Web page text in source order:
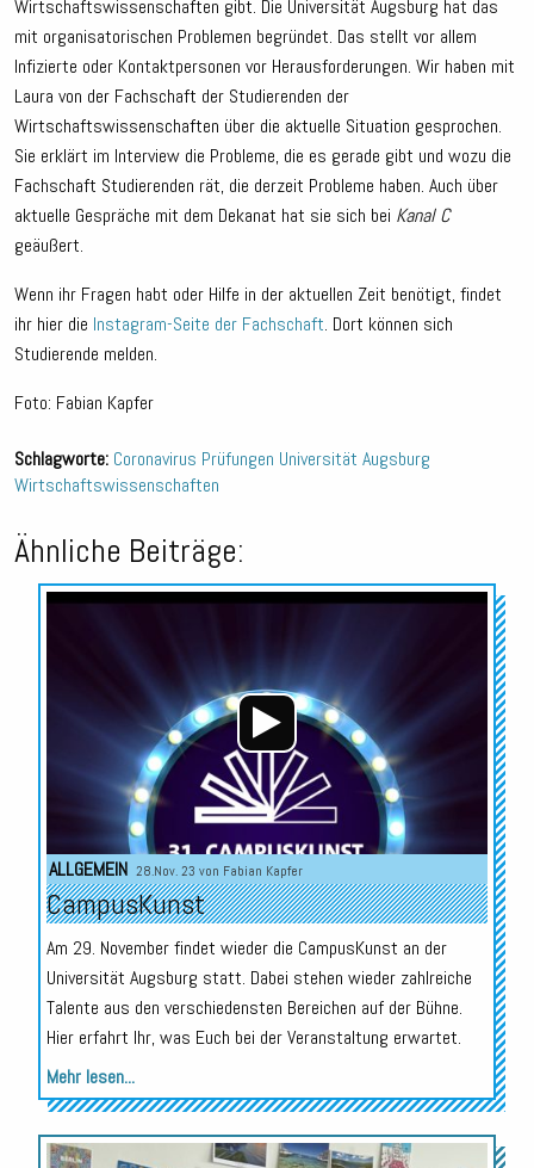
Wirtschaftswissenschaften gibt. Die Universität Augsburg hat das
mit organisatorischen Problemen begründet. Das stellt vor allem
Infizierte oder Kontaktpersonen vor Herausforderungen. Wir haben mit
Laura von der Fachschaft der Studierenden der
Wirtschaftswissenschaften über die aktuelle Situation gesprochen.
Sie erklärt im Interview die Probleme, die es gerade gibt und wozu die
Fachschaft Studierenden rät, die derzeit Probleme haben. Auch über
aktuelle Gespräche mit dem Dekanat hat sie sich bei Kanal C
geäußert.
Wenn ihr Fragen habt oder Hilfe in der aktuellen Zeit benötigt, findet
ihr hier die Instagram-Seite der Fachschaft. Dort können sich
Studierende melden.
Foto: Fabian Kapfer
Schlagworte: Coronavirus Prüfungen Universität Augsburg
Wirtschaftswissenschaften
Ähnliche Beiträge:
Audio-
Player
ALLGEMEIN 28.Nov. 23 von Fabian Kapfer
CampusKunst
Am 29. November findet wieder die CampusKunst an der
Universität Augsburg statt. Dabei stehen wieder zahlreiche
Talente aus den verschiedensten Bereichen auf der Bühne.
Hier erfahrt Ihr, was Euch bei der Veranstaltung erwartet.
Mehr lesen...
Audio-